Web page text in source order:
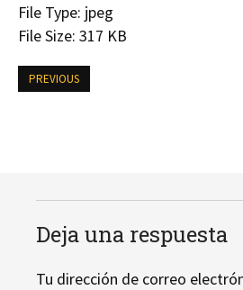
File Type: jpeg
File Size: 317 KB
PREVIOUS
Deja una respuesta
Tu dirección de correo